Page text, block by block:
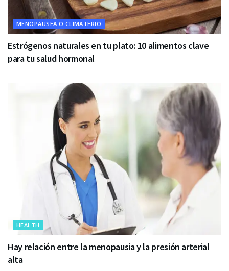
MENOPAUSEA O CLIMATERIO
Estrógenos naturales en tu plato: 10 alimentos clave
para tu salud hormonal
HEALTH
Hay relación entre la menopausia y la presión arterial
alta